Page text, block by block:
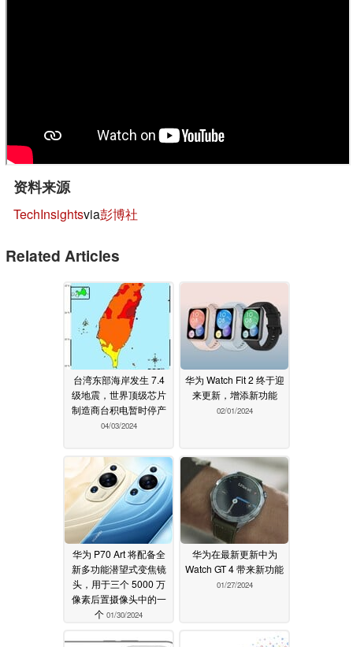
资料来源
TechInsightsvia彭博社
Related Articles
台湾东部海岸发生 7.4
级地震，世界顶级芯片
制造商台积电暂时停产
04/03/2024
华为 Watch Fit 2 终于迎
来更新，增添新功能
02/01/2024
华为 P70 Art 将配备全
新多功能潜望式变焦镜
头，用于三个 5000 万
像素后置摄像头中的一
个 01/30/2024
华为在最新更新中为
Watch GT 4 带来新功能
01/27/2024